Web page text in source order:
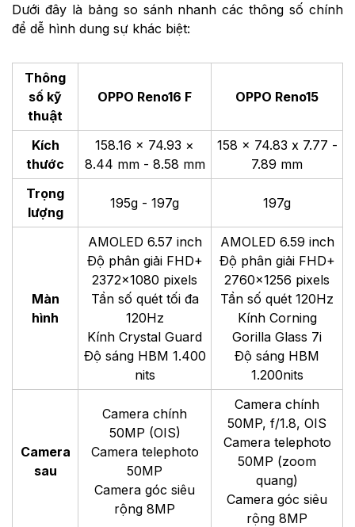
Dưới đây là bảng so sánh nhanh các thông số chính
để dễ hình dung sự khác biệt:
Thông
số kỹ
thuật
OPPO Reno16 F OPPO Reno15
Kích
thước
158.16 × 74.93 ×
8.44 mm - 8.58 mm
158 × 74.83 x 7.77 -
7.89 mm
Trọng
lượng
195g - 197g 197g
Màn
hình
AMOLED 6.57 inch
Độ phân giải FHD+
2372×1080 pixels
Tần số quét tối đa
120Hz
Kính Crystal Guard
Độ sáng HBM 1.400
nits
AMOLED 6.59 inch
Độ phân giải FHD+
2760×1256 pixels
Tần số quét 120Hz
Kính Corning
Gorilla Glass 7i
Độ sáng HBM
1.200nits
Camera
sau
Camera chính
50MP (OIS)
Camera telephoto
50MP
Camera góc siêu
rộng 8MP
Camera chính
50MP, f/1.8, OIS
Camera telephoto
50MP (zoom
quang)
Camera góc siêu
rộng 8MP